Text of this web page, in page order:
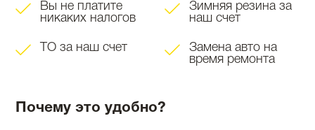
Вы не платите
никаких налогов
ТО за наш счет
Зимняя резина за
наш счет
Замена авто на
время ремонта
Почему это удобно?